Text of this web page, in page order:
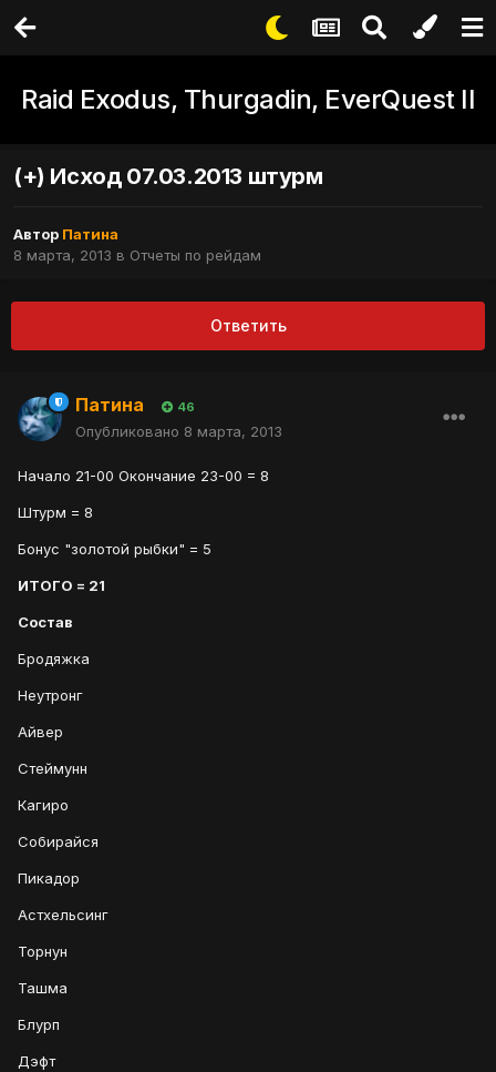
Raid Exodus, Thurgadin, EverQuest II
(+) Исход 07.03.2013 штурм
Автор Патина
8 марта, 2013 в Отчеты по рейдам
Ответить
Патина 46
Опубликовано 8 марта, 2013
Начало 21-00 Окончание 23-00 = 8
Штурм = 8
Бонус "золотой рыбки" = 5
ИТОГО = 21
Состав
Бродяжка
Неутронг
Айвер
Стеймунн
Кагиро
Собирайся
Пикадор
Астхельсинг
Торнун
Ташма
Блурп
Дэфт